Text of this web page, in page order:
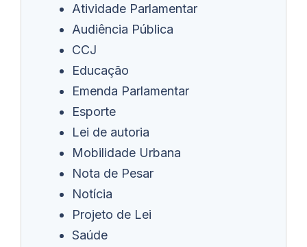
Atividade Parlamentar
Audiência Pública
CCJ
Educação
Emenda Parlamentar
Esporte
Lei de autoria
Mobilidade Urbana
Nota de Pesar
Notícia
Projeto de Lei
Saúde